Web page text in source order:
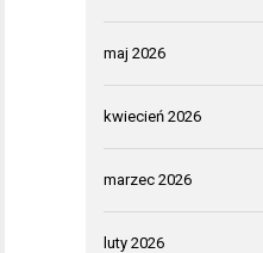
maj 2026
kwiecień 2026
marzec 2026
luty 2026